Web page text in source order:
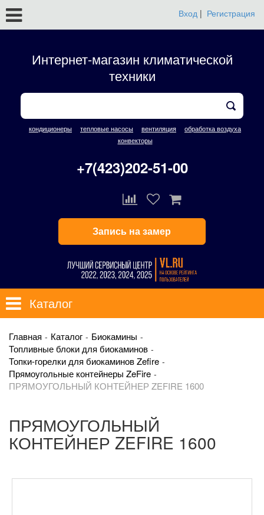
Вход | Регистрация
Интернет-магазин климатической
техники
кондиционеры тепловые насосы вентиляция
обработка воздуха
конвекторы
+7(423)202-51-00
Запись на замер
Каталог
Главная Каталог
Биокамины
Топливные блоки для биокаминов
Топки-горелки для биокаминов Zefire
Прямоугольные контейнеры ZeFire
ПРЯМОУГОЛЬНЫЙ КОНТЕЙНЕР ZEFIRE 1600
ПРЯМОУГОЛЬНЫЙ
КОНТЕЙНЕР ZEFIRE 1600